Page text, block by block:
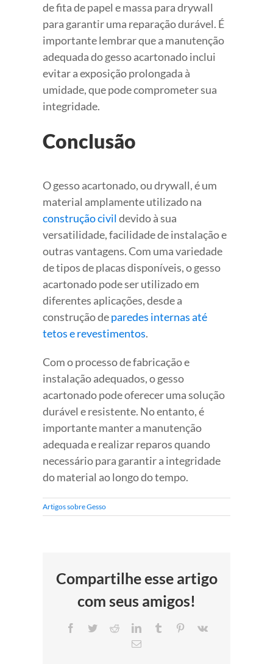
de fita de papel e massa para drywall
para garantir uma reparação durável. É
importante lembrar que a manutenção
adequada do gesso acartonado inclui
evitar a exposição prolongada à
umidade, que pode comprometer sua
integridade.
Conclusão
O gesso acartonado, ou drywall, é um
material amplamente utilizado na
construção civildevido à sua
versatilidade, facilidade de instalação e
outras vantagens. Com uma variedade
de tipos de placas disponíveis, o gesso
acartonado pode ser utilizado em
diferentes aplicações, desde a
construção deparedes internas até
tetos e revestimentos.
Com o processo de fabricação e
instalação adequados, o gesso
acartonado pode oferecer uma solução
durável e resistente. No entanto, é
importante manter a manutenção
adequada e realizar reparos quando
necessário para garantir a integridade
do material ao longo do tempo.
Artigos sobre Gesso
Compartilhe esse artigo
com seus amigos!
Facebook
TwitterRedditLinkedInTumblr Pinterest
Vk
E-